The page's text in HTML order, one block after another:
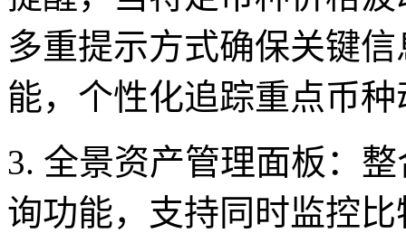
多重提示方式确保关键
能，个性化追踪重点币种
3. 全景资产管理面板：
询功能，支持同时监控